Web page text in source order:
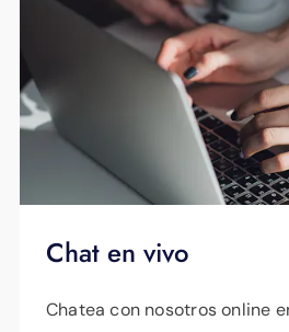
Chat en vivo
Chatea con nosotros online